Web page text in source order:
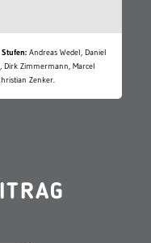
Andreas Wedel, Daniel
Dirk Zimmermann, Marcel
Zenker.